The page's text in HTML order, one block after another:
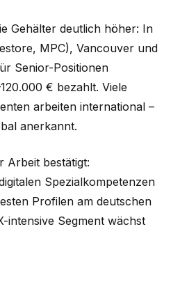
Gehälter deutlich höher: In
MPC), Vancouver und
Senior-Positionen
€ bezahlt. Viele
arbeiten international –
anerkannt.
Arbeit bestätigt:
Spezialkompetenzen
Profilen am deutschen
intensive Segment wächst